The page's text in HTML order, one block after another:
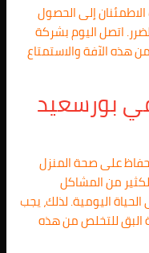
إلى الحصول
اتصل اليوم بشركة
هذه الآفة والاستمتاع
بورسعيد
على صحة المنزل
من المشاكل
اليومية. لذلك، يجب
للتخلص من هذه